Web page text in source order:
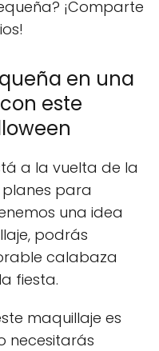
¡Comparte
en una
este
a la vuelta de la
planes para
una idea
podrás
calabaza
fiesta.
maquillaje es
necesitarás